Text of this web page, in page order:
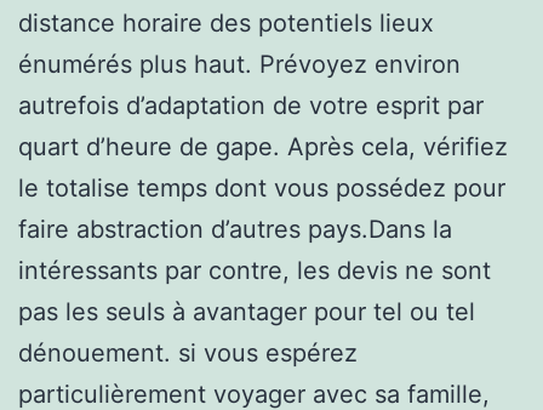
distance horaire des potentiels lieux
énumérés plus haut. Prévoyez environ
autrefois d’adaptation de votre esprit par
quart d’heure de gape. Après cela, vérifiez
le totalise temps dont vous possédez pour
faire abstraction d’autres pays.Dans la
intéressants par contre, les devis ne sont
pas les seuls à avantager pour tel ou tel
dénouement. si vous espérez
particulièrement voyager avec sa famille,